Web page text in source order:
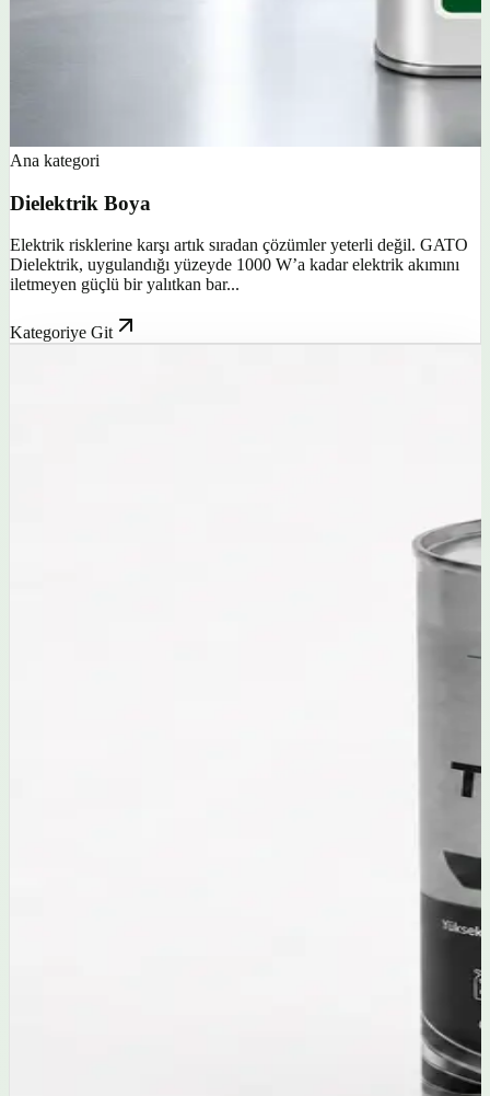
Ana kategori
Dielektrik Boya
Elektrik risklerine karşı artık sıradan çözümler yeterli değil. GATO
Dielektrik, uygulandığı yüzeyde 1000 W’a kadar elektrik akımını
iletmeyen güçlü bir yalıtkan bar...
Kategoriye Git